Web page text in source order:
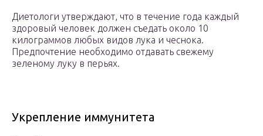
Диетологи утверждают, что в течение года каждый
здоровый человек должен съедать около 10
килограммов любых видов лука и чеснока.
Предпочтение необходимо отдавать свежему
зеленому луку в перьях.
Укрепление иммунитета